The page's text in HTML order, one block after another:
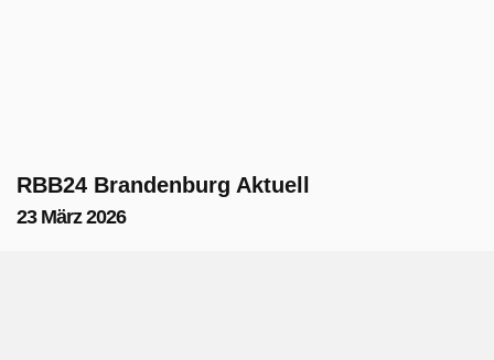
RBB24 Brandenburg Aktuell
23 März 2026